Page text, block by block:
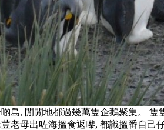
島, 閒閒地都過幾萬隻企鵝聚集。 隻
老母出咗海搵食返嚟, 都識搵番自己